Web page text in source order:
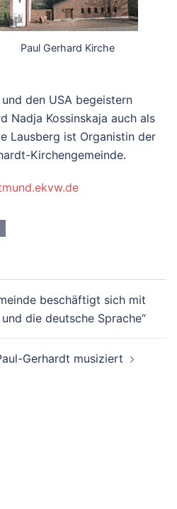
Paul Gerhard Kirche
den USA begeistern
Nadja Kossinskaja auch als
Lausberg ist Organistin der
Kirchengemeinde.
beschäftigt sich mit
die deutsche Sprache“
Gerhardt musiziert